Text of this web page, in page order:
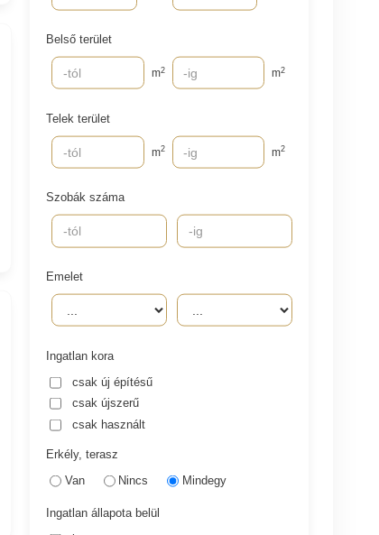
Belső terület
m2 m2
Telek terület
m2 m2
Szobák száma
Emelet
Ingatlan kora
csak új építésű
csak újszerű
csak használt
Erkély, terasz
Van
Nincs Mindegy
Ingatlan állapota belül